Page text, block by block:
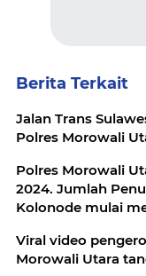
Berita Terkait
Jalan Trans
Polres Morowali
Polres Morowali
2024. Jumlah
Kolonode mulai
Viral video
Morowali Utara